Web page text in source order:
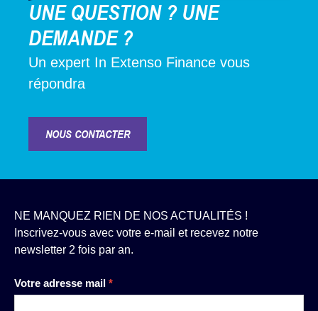
UNE QUESTION ? UNE
DEMANDE ?
Un expert In Extenso Finance vous
répondra
NOUS CONTACTER
NE MANQUEZ RIEN DE NOS ACTUALITÉS !
Inscrivez-vous avec votre e-mail et recevez notre
newsletter 2 fois par an.
Votre adresse mail *